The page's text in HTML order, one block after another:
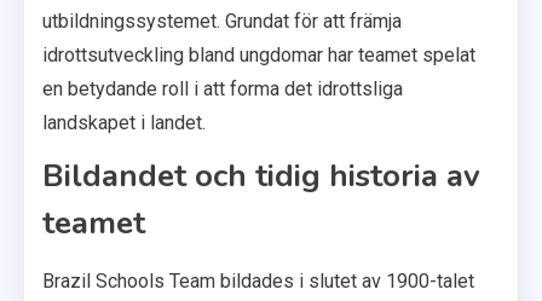
utbildningssystemet. Grundat för att främja
idrottsutveckling bland ungdomar har teamet spelat
en betydande roll i att forma det idrottsliga
landskapet i landet.
Bildandet och tidig historia av
teamet
Brazil Schools Team bildades i slutet av 1900-talet